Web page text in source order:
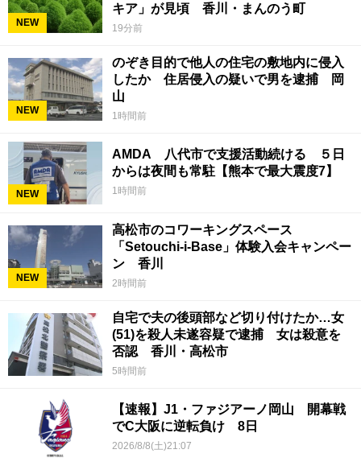
NEW
キア」が見頃 香川・まんのう町
19分前
NEW
のぞき目的で他人の住宅の敷地内に侵入
したか 住居侵入の疑いで男を逮捕 岡
山
1時間前
NEW
AMDA 八代市で支援活動続ける ５日
からは夜間も常駐【熊本で最大震度7】
1時間前
NEW
高松市のコワーキングスペース
「Setouchi-i-Base」体験入会キャンペー
ン 香川
2時間前
自宅で夫の後頭部など切り付けたか…女
(51)を殺人未遂容疑で逮捕 女は殺意を
否認 香川・高松市
5時間前
【速報】J1・ファジアーノ岡山 開幕戦
でC大阪に逆転負け 8日
2026/8/8(土)21:07